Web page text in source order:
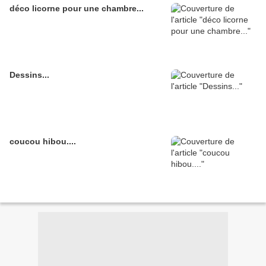
déco licorne pour une chambre...
Dessins...
coucou hibou....